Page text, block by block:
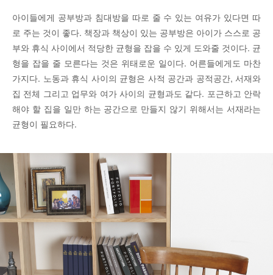
아이들에게 공부방과 침대방을 따로 줄 수 있는 여유가 있다면 따
로 주는 것이 좋다. 책장과 책상이 있는 공부방은 아이가 스스로 공
부와 휴식 사이에서 적당한 균형을 잡을 수 있게 도와줄 것이다. 균
형을 잡을 줄 모른다는 것은 위태로운 일이다. 어른들에게도 마찬
가지다. 노동과 휴식 사이의 균형은 사적 공간과 공적공간, 서재와
집 전체 그리고 업무와 여가 사이의 균형과도 같다. 포근하고 안락
해야 할 집을 일만 하는 공간으로 만들지 않기 위해서는 서재라는
균형이 필요하다.